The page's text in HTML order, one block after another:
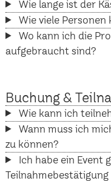
Wie lange ist der
Wie viele
Wo kann ich die
aufgebraucht sind?
Buchung &
Wie kann ich
Wann muss ich
zu können?
Ich habe ein Event